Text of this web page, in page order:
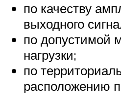
по качеству
выходного
по допустимой
нагрузки;
по
расположению